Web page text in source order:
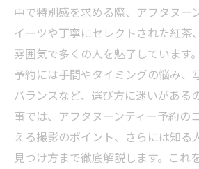
中で特別感を求める際、アフタヌー
イーツや丁寧にセレクトされた紅茶
雰囲気で多くの人を魅了しています
予約には手間やタイミングの悩み、
バランスなど、選び方に迷いがある
事では、アフタヌーンティー予約の
える撮影のポイント、さらには知る
見つけ方まで徹底解説します。これ